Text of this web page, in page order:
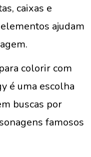
caixas e
ajudam
colorir com
é uma escolha
buscas por
famosos